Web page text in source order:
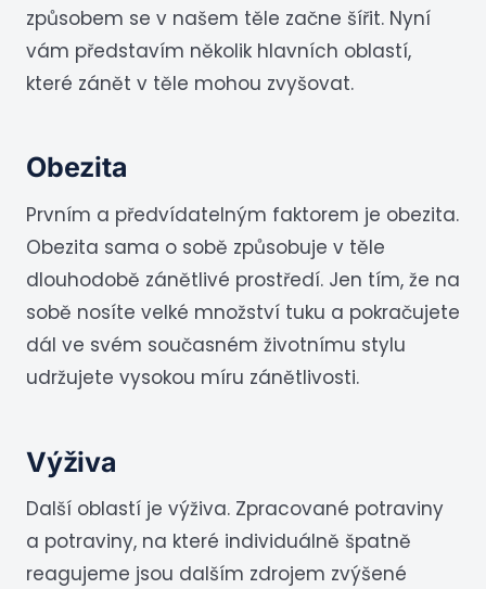
způsobem se v našem těle začne šířit. Nyní
vám představím několik hlavních oblastí,
které zánět v těle mohou zvyšovat.
Obezita
Prvním a předvídatelným faktorem je obezita.
Obezita sama o sobě způsobuje v těle
dlouhodobě zánětlivé prostředí. Jen tím, že na
sobě nosíte velké množství tuku a pokračujete
dál ve svém současném životnímu stylu
udržujete vysokou míru zánětlivosti.
Výživa
Další oblastí je výživa. Zpracované potraviny
a potraviny, na které individuálně špatně
reagujeme jsou dalším zdrojem zvýšené